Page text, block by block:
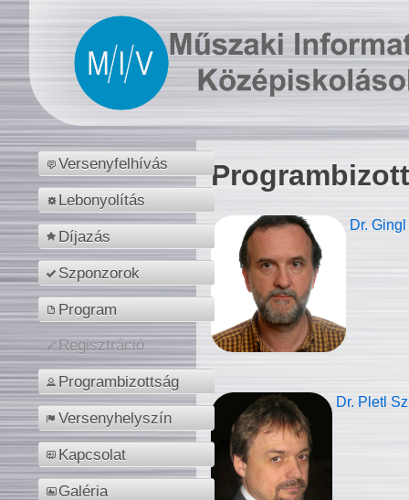
Versenyfelhívás
Lebonyolítás
Díjazás
Szponzorok
Program
Regisztráció
Programbizottság
Versenyhelyszín
Kapcsolat
Galéria
Dr.
Dr. Pletl